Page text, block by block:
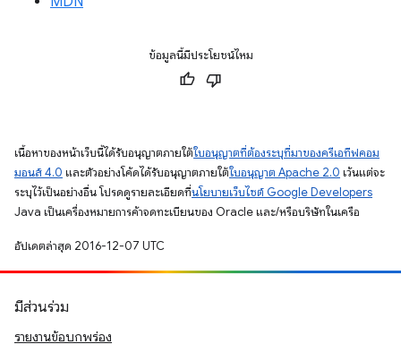
ข้อมูลนี้มีประโยชน์ไหม
เนื้อหาของหน้าเว็บนี้ได้รับอนุญาตภายใต้ใบอนุญาตที่ต้องระบุที่มาของครีเอทีฟคอม
มอนส์ 4.0 และตัวอย่างโค้ดได้รับอนุญาตภายใต้ใบอนุญาต Apache 2.0 เว้นแต่จะ
ระบุไว้เป็นอย่างอื่น โปรดดูรายละเอียดที่นโยบายเว็บไซต์ Google Developers
Java เป็นเครื่องหมายการค้าจดทะเบียนของ Oracle และ/หรือบริษัทในเครือ
อัปเดตล่าสุด 2016-12-07 UTC
มีส่วนร่วม
รายงานข้อบกพร่อง